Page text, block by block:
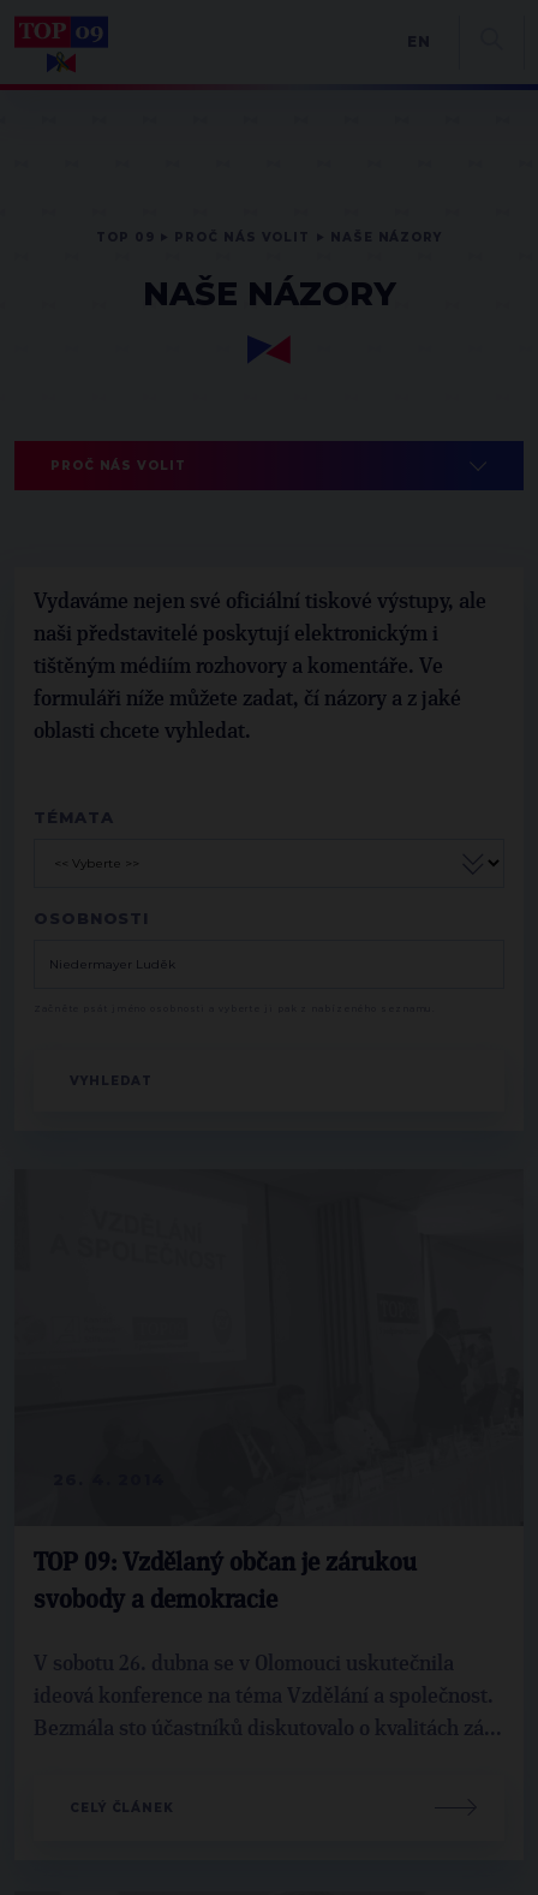
NAŠE NÁZORY
PROČ NÁS VOLIT
Vydaváme nejen své oficiální tiskové výstupy, ale
naši představitelé poskytují elektronickým i
tištěným médiím rozhovory a komentáře. Ve
formuláři níže můžete zadat, čí názory a z jaké
oblasti chcete vyhledat.
TÉMATA
OSOBNOSTI
TOP 09: Vzdělaný občan je zárukou
svobody a demokracie
V sobotu 26. dubna se v Olomouci uskutečnila
ideová konference na téma Vzdělání a společnost.
Bezmála sto účastníků diskutovalo o kvalitách zá...
CELÝ ČLÁNEK